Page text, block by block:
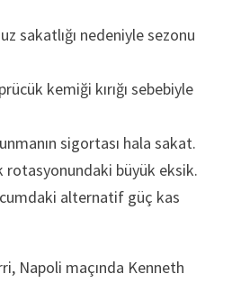
sakatlığı nedeniyle sezonu
kemiği kırığı sebebiyle
sigortası hala sakat.
rotasyonundaki büyük eksik.
alternatif güç kas
Napoli maçında Kenneth